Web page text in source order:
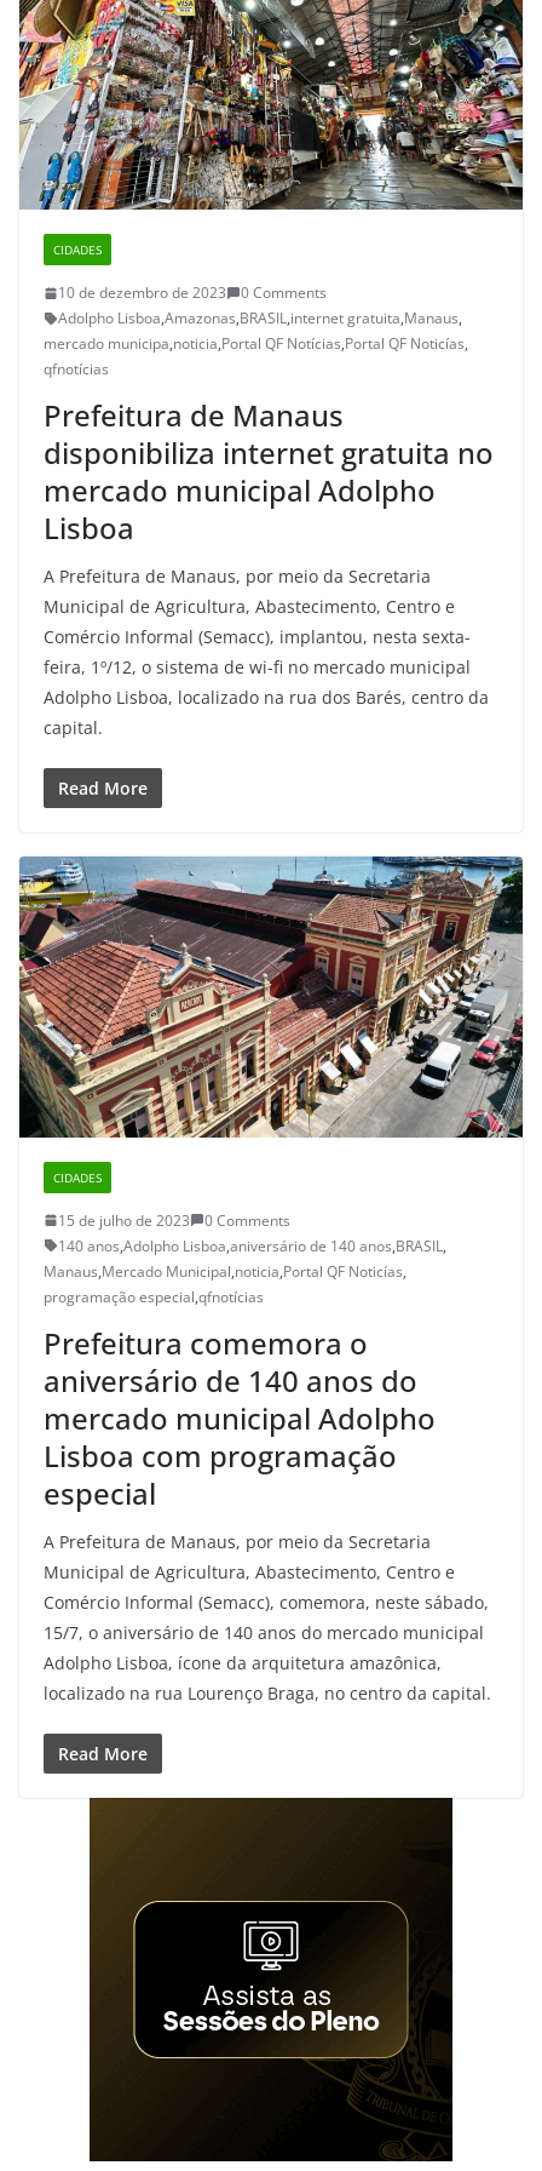
CIDADES
10 de dezembro de 2023
0 Comments
Adolpho Lisboa,Amazonas,BRASIL,internet gratuita,Manaus,
mercado municipa,noticia,Portal QF Notícias,Portal QF Noticías,
qfnotícias
Prefeitura de Manaus
disponibiliza internet gratuita no
mercado municipal Adolpho
Lisboa
A Prefeitura de Manaus, por meio da Secretaria
Municipal de Agricultura, Abastecimento, Centro e
Comércio Informal (Semacc), implantou, nesta sexta-
feira, 1º/12, o sistema de wi-fi no mercado municipal
Adolpho Lisboa, localizado na rua dos Barés, centro da
capital.
Read More
CIDADES
15 de julho de 2023
0 Comments
140 anos,Adolpho Lisboa,aniversário de 140 anos,BRASIL,
Manaus,Mercado Municipal,noticia,Portal QF Noticías,
programação especial,qfnotícias
Prefeitura comemora o
aniversário de 140 anos do
mercado municipal Adolpho
Lisboa com programação
especial
A Prefeitura de Manaus, por meio da Secretaria
Municipal de Agricultura, Abastecimento, Centro e
Comércio Informal (Semacc), comemora, neste sábado,
15/7, o aniversário de 140 anos do mercado municipal
Adolpho Lisboa, ícone da arquitetura amazônica,
localizado na rua Lourenço Braga, no centro da capital.
Read More